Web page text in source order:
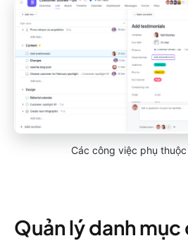
Các công việc phụ thuộc
Quản lý danh mục